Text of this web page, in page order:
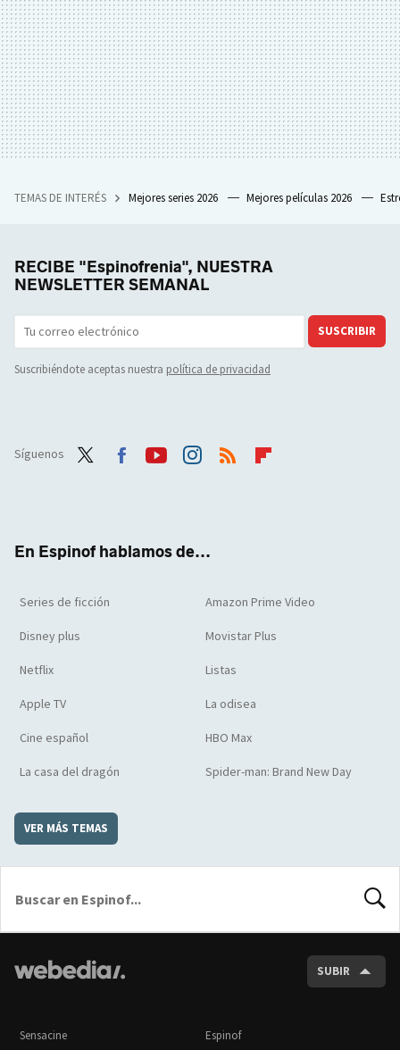
TEMAS DE INTERÉS Mejores series 2026 Mejores películas 2026
RECIBE "Espinofrenia", NUESTRA
NEWSLETTER SEMANAL
SUSCRIBIR
Suscribiéndote aceptas nuestra política de privacidad
Síguenos
En Espinof hablamos de...
Series de ficción Amazon Prime Video
Disney plus Movistar Plus
Netflix Listas
Apple TV La odisea
Cine español HBO Max
La casa del dragón Spider-man: Brand New Day
VER MÁS TEMAS
SUBIR
Sensacine Espinof